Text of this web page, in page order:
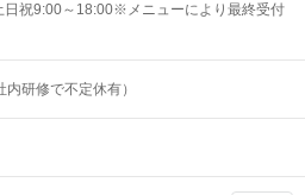
日祝9:00～18:00※メニューにより最終受付
研修で不定休有）